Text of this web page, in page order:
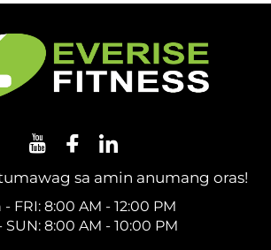
sa amin anumang oras!
- FRI: 8:00 AM - 12:00 PM
SUN: 8:00 AM - 10:00 PM